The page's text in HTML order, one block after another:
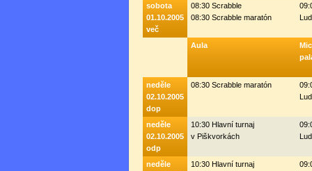
sobota
01.10.2005
več
08:30 Scrabble
08:30 Scrabble maratón
Aula
neděle
02.10.2005
dop
08:30 Scrabble maratón
neděle
02.10.2005
odp
10:30 Hlavní turnaj
v Piškvorkách
neděle
10:30 Hlavní turnaj